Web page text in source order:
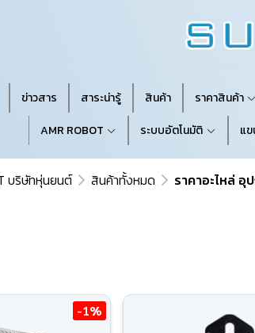
ข่าวสาร สาระน่ารู้ สินค้า ราคาสินค้า
AMR ROBOT
ระบบอัตโนมัติ แ
บริษัทหุ่นยนต์ สินค้าทั้งหมด ราคาอะไหล่ อุ
-1%